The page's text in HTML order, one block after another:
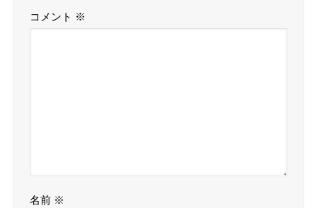
コメント ※
名前 ※